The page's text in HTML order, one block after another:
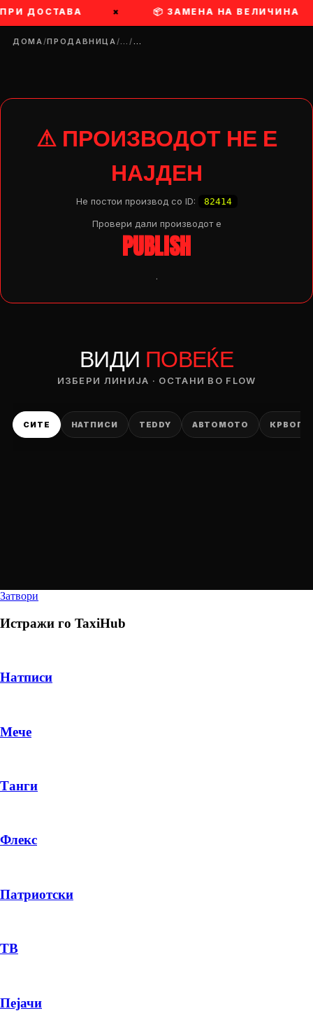
ДОСТАВА × 📦 ЗАМЕНА НА ВЕЛИЧИНА
ДОМА/ПРОДАВНИЦА/…/…
⚠ ПРОИЗВОДОТ НЕ Е
НАЈДЕН
Не постои производ со ID: 82414
Провери дали производот e
PUBLISH
.
ВИДИ ПОВЕЌЕ
ИЗБЕРИ ЛИНИЈА · ОСТАНИ ВО FLOW
СИТЕ НАТПИСИ TEDDY АВТОМОТО
PRODUCT
ПЛАТИ ПРИ ДОСТАВА ВО КЕШ
Затвори
Истражи го TaxiHub
Натписи
Мече
Танги
Флекс
Патриотски
ТВ
Пејачи